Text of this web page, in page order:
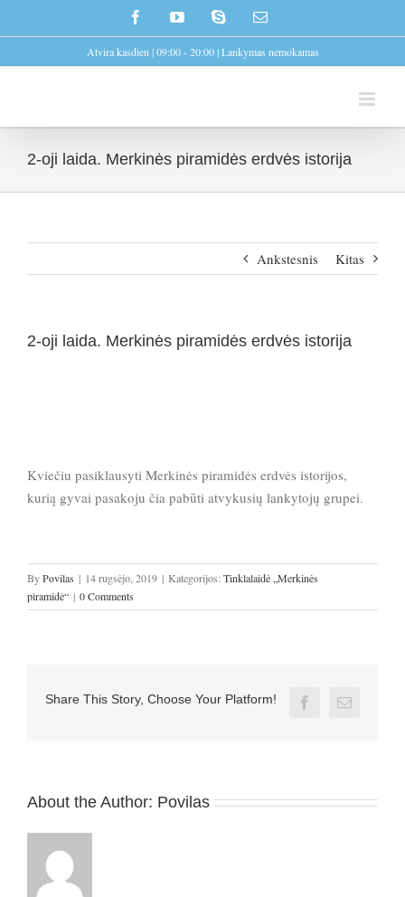
to
FacebookYouTubeSkype Email
Atvira kasdien | 09:00 - 20:00 | Lankymas nemokamas
2-oji laida. Merkinės piramidės erdvės istorija
Ankstesnis Kitas
2-oji laida. Merkinės piramidės erdvės istorija
Kviečiu pasiklausyti Merkinės piramidės erdvės istorijos,
kurią gyvai pasakoju čia pabūti atvykusių lankytojų grupei.
ByPovilas | 14 rugsėjo, 2019 | Kategorijos: Tinklalaidė „Merkinės
piramidė“ | 0 Comments
Share This Story, Choose Your Platform!
FacebookEmail
About the Author: Povilas